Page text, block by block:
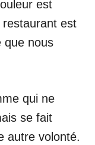
est
est
que nous
qui ne
se fait
autre volonté.